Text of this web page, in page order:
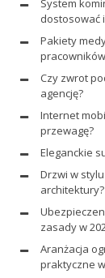
System
dostosować
Pakiety
Czy zwrot
agencję?
Internet
przewagę?
Eleganckie
Drzwi w
architektury?
zasady w
Aranżacja
praktyczne